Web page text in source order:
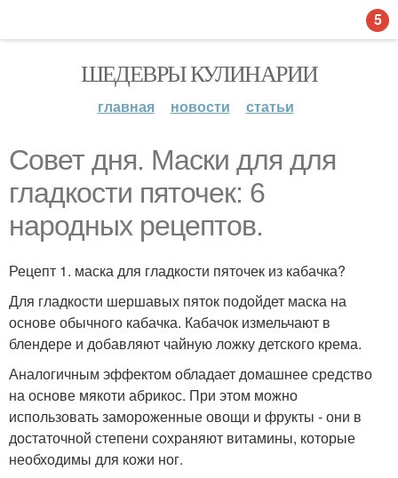
ШЕДЕВРЫ КУЛИНАРИИ
главная новости статьи
Совет дня. Маски для для
гладкости пяточек: 6
народных рецептов.
Рецепт 1. маска для гладкости пяточек из кабачка?
Для гладкости шершавых пяток подойдет маска на
основе обычного кабачка. Кабачок измельчают в
блендере и добавляют чайную ложку детского крема.
Аналогичным эффектом обладает домашнее средство
на основе мякоти абрикос. При этом можно
использовать замороженные овощи и фрукты - они в
достаточной степени сохраняют витамины, которые
необходимы для кожи ног.
5